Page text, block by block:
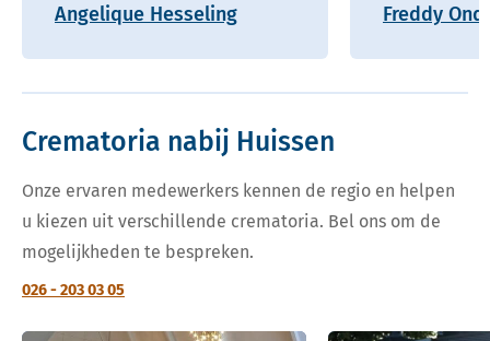
Angelique Hesseling Freddy
Crematoria nabij Huissen
Onze ervaren medewerkers kennen de regio en helpen
u kiezen uit verschillende crematoria. Bel ons om de
mogelijkheden te bespreken.
026 - 203 03 05